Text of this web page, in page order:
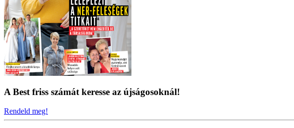
A Best friss számát keresse az újságosoknál!
Rendeld meg!